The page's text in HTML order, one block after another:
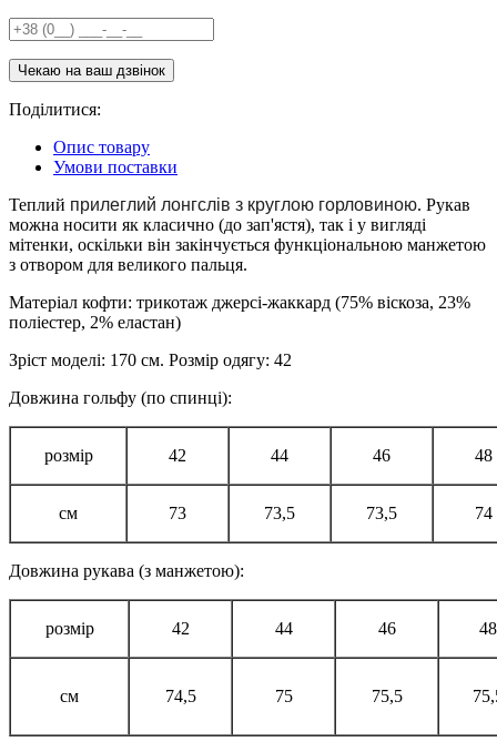
Поділитися:
Опис товару
Умови поставки
Теплий прилеглий лонгслів з круглою горловиною. Рукав
можна носити як класично (до зап'ястя), так і у вигляді
мітенки, оскільки він закінчується функціональною манжетою
з отвором для великого пальця.
Матеріал кофти: трикотаж джерсі-жаккард (75% віскоза, 23%
поліестер, 2% еластан)
Зріст моделі: 170 см. Розмір одягу: 42
Довжина гольфу (по спинці):
розмір 42 44 46 48
см 73 73,5 73,5 74
Довжина рукава (з манжетою):
розмір 42 44 46 48
см 74,5 75 75,5